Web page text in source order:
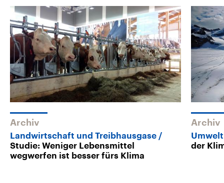
Archiv
Landwirtschaft und Treibhausgase
Studie: Weniger Lebensmittel
wegwerfen ist besser fürs Klima
Archiv
Umwelt
der